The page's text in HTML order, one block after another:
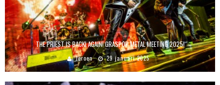
THE PRIEST IS BACK! AGAIN! GRASPOP METAL MEETING 2025!
Jeroen 29 januari 2025